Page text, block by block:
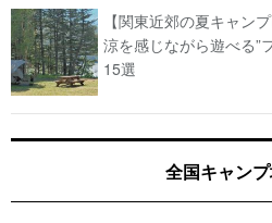
【関東近郊の夏キャン
涼を感じながら遊べる”
15選
全国キャン